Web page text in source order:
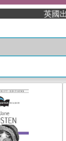
英國出版界指